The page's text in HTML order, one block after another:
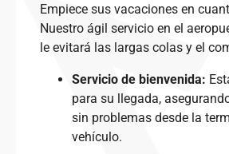
Empiece sus vacaciones en
Nuestro ágil servicio en el
le evitará las largas colas y el
Servicio de bienvenida:
para su llegada,
sin problemas desde la
vehículo.